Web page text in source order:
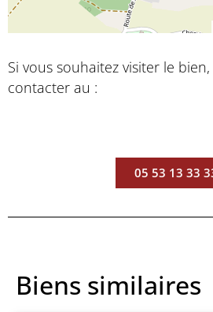
Si vous souhaitez visiter le
contacter au :
05 53 13 33
Biens similaires